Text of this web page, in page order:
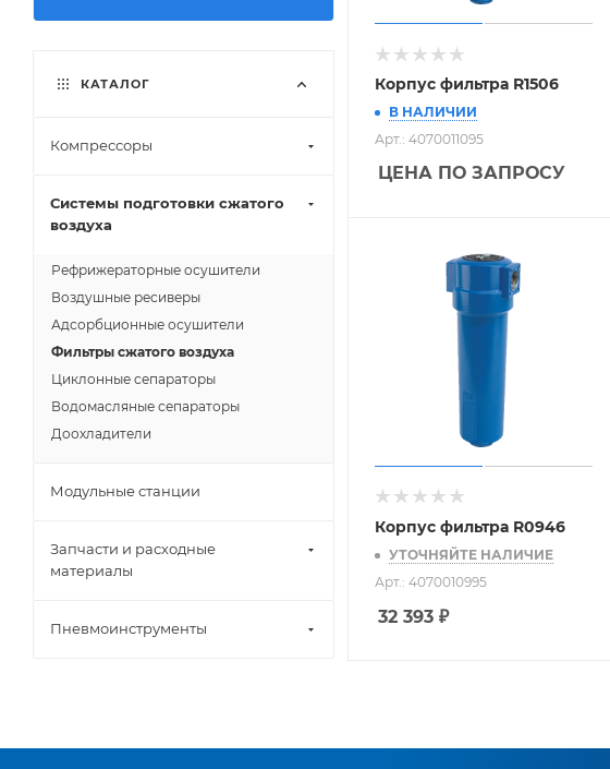
Корпус фильтра R1506
В НАЛИЧИИ
Арт.: 4070011095
ЦЕНА ПО ЗАПРОСУ
Корпус фильтра R0946
УТОЧНЯЙТЕ НАЛИЧИЕ
Арт.: 4070010995
32 393 ₽
КАТАЛОГ
Компрессоры
Системы подготовки сжатого
воздуха
Рефрижераторные осушители
Воздушные ресиверы
Адсорбционные осушители
Фильтры сжатого воздуха
Циклонные сепараторы
Водомасляные сепараторы
Доохладители
Модульные станции
Запчасти и расходные
материалы
Пневмоинструменты